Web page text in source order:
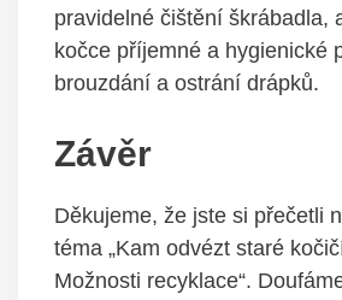
pravidelné čištění škrábadla,
kočce příjemné a hygienické
brouzdání a ostrání drápků.
Závěr
Děkujeme, že jste si přečetli
téma „Kam odvézt staré
Možnosti recyklace“.